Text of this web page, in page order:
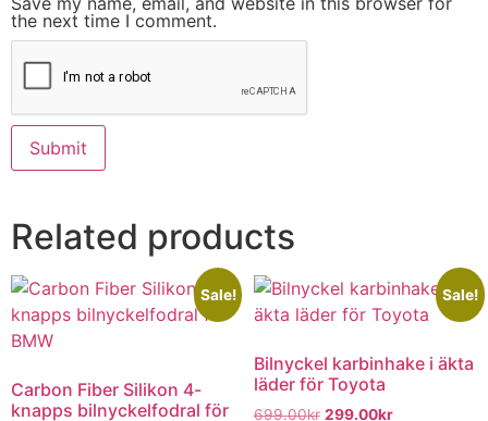
the next time I comment.
Related products
Sale!
Carbon Fiber Silikon 4-
knapps bilnyckelfodral för
Sale!
Bilnyckel karbinhake i äkta
läder för Toyota
699.00kr 299.00kr